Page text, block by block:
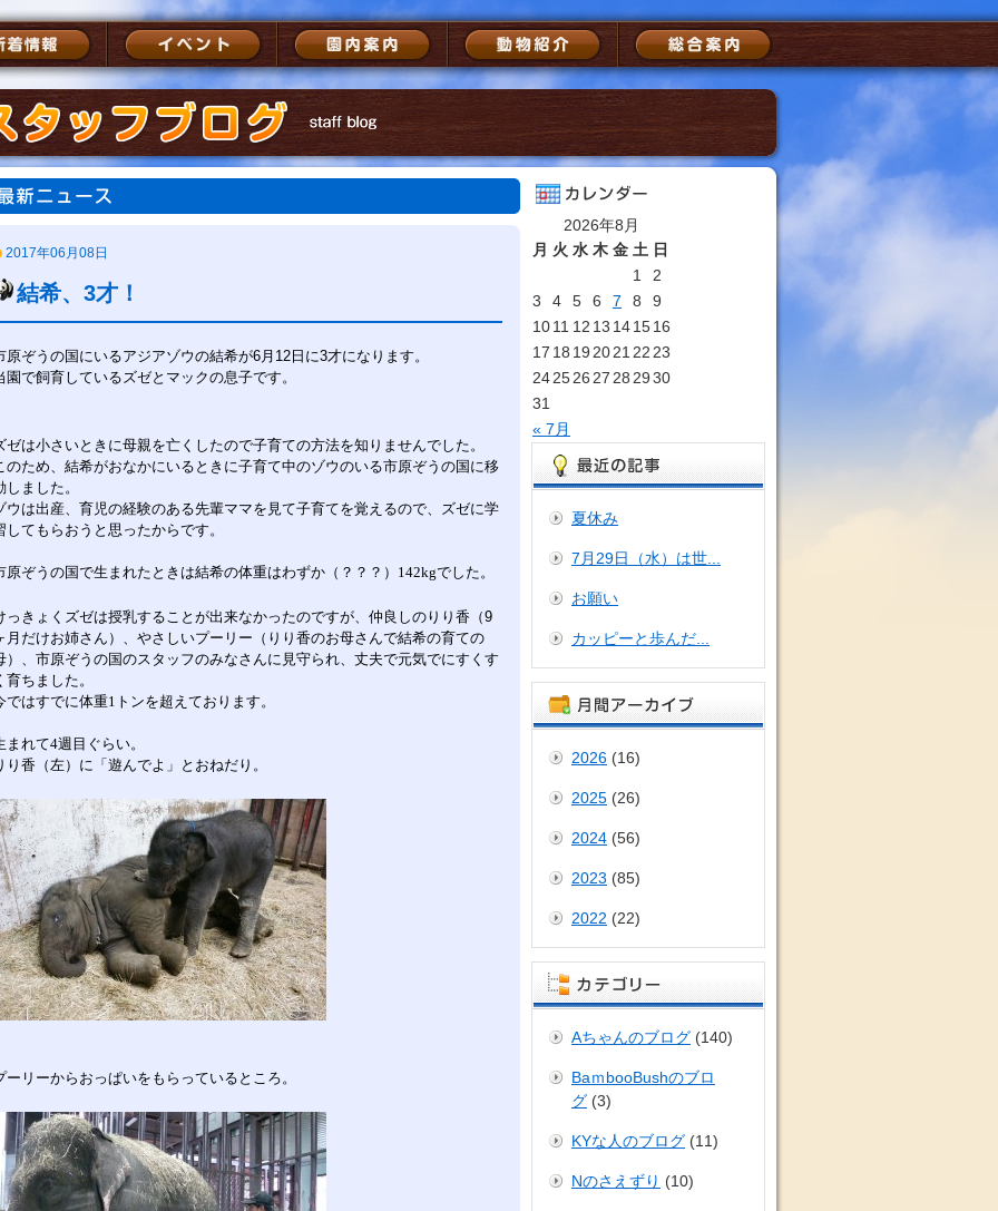
2017年06月08日
結希、3才！
原ぞうの国にいるアジアゾウの結希が6月12日に3才になります。
園で飼育しているズゼとマックの息子です。
ゼは小さいときに母親を亡くしたので子育ての方法を知りませんでした。
のため、結希がおなかにいるときに子育て中のゾウのいる市原ぞうの国に移
しました。
ウは出産、育児の経験のある先輩ママを見て子育てを覚えるので、ズゼに学
してもらおうと思ったからです。
原ぞうの国で生まれたときは結希の体重はわずか（？？？） 142kgでした。
っきょくズゼは授乳することが出来なかったのですが、仲良しのりり香（9
月だけお姉さん）、やさしいプーリー（りり香のお母さんで結希の育ての
）、 市原ぞうの国のスタッフのみなさんに見守られ、丈夫で元気でにすくす
育ちました。
ではすでに体重1 トンを超えております。
まれて4週目ぐらい。
り香（左）に「遊んでよ」とおねだり。
ーリーからおっぱいをもらっているところ。
2026年8月
月 火 水 木 金 土 日
« 7月
1
2
3
4 5 6 7 8
9
1011 12 13 141516
17 18 19 2021 22 23
242526 27 28 2930
31
夏休み
7月29日（水）は世...
お願い
カッピーと歩んだ...
2026 (16)
2025 (26)
2024 (56)
2023 (85)
2022 (22)
Aちゃんのブログ (140)
BaｍbooBushのブロ
グ (3)
KYな人のブログ (11)
Nのさえずり (10)